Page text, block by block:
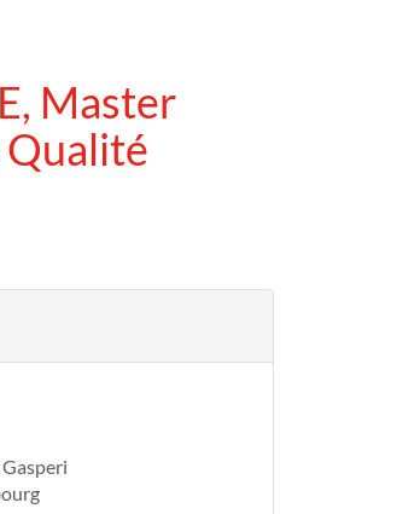
Master
Qualité